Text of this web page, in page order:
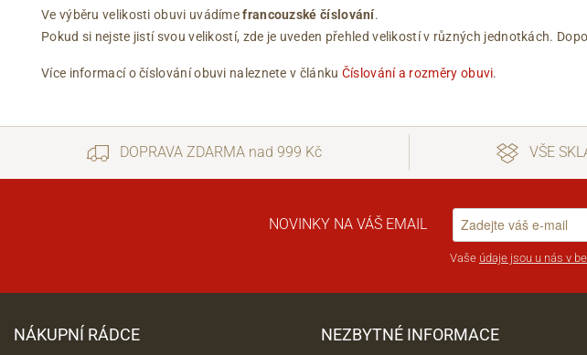
Ve výběru velikosti obuvi uvádímefrancouzské číslování.
Pokud si nejste jistí svou velikostí, zde je uveden přehled velikostí v různých jednotkách.
Více informací o číslování obuvi naleznete v článku Číslování a rozměry obuvi.
DOPRAVA ZDARMA nad 999 Kč VŠE
NOVINKY NA VÁŠ EMAIL
Vaše údaje jsou u nás v
NÁKUPNÍ RÁDCE NEZBYTNÉ INFORMACE